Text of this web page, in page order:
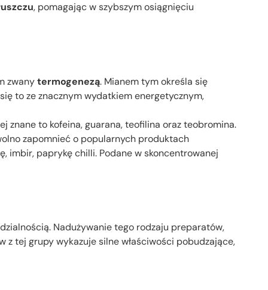
, pomagając w szybszym osiągnięciu
zwanytermogenezą. Mianem tym określa się
to ze znacznym wydatkiem energetycznym,
to kofeina, guarana, teofilina oraz teobromina.
zapomnieć o popularnych produktach
imbir, paprykę chilli. Podane w skoncentrowanej
Nadużywanie tego rodzaju preparatów,
z tej grupy wykazuje silne właściwości pobudzające,